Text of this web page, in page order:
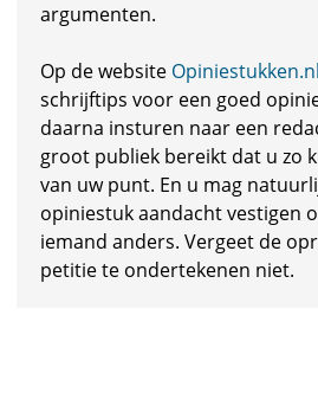
argumenten.
Op de website Opiniestukken.nl
schrijftips voor een goed
daarna insturen naar een
groot publiek bereikt dat u zo
van uw punt. En u mag
opiniestuk aandacht vestigen
iemand anders. Vergeet de
petitie te ondertekenen niet.